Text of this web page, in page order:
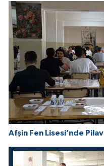
Afşin Fen Lisesi’nde